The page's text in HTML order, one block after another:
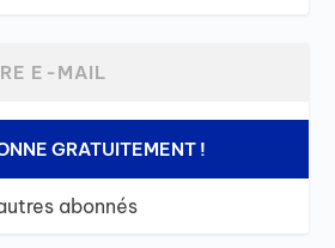
GRATUITEMENT !
abonnés